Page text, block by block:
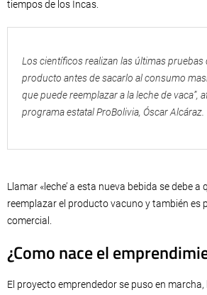
tiempos de los Incas.
Los científicos realizan las últimas pruebas
producto antes de sacarlo al consumo
que puede reemplazar a la leche de vaca”,
programa estatal ProBolivia, Óscar Alcáraz.
Llamar «leche’ a esta nueva bebida se debe
reemplazar el producto vacuno y también es
comercial.
¿Como nace el
El proyecto emprendedor se puso en